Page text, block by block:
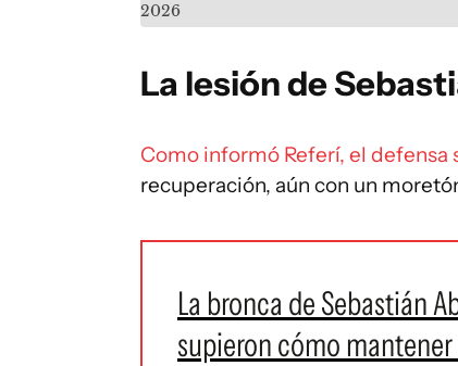
2026
La lesión de
Como informó Referí, el defensa
recuperación, aún con un
La bronca de Sebastián
supieron cómo